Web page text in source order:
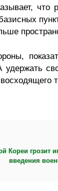
Кореи грозит
введения